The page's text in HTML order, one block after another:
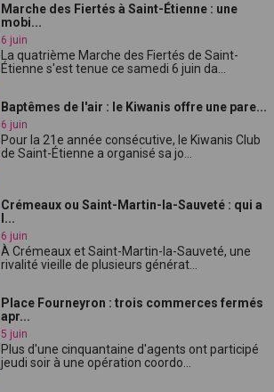
Marche des Fiertés à Saint-Étienne : une
mobi...
6 juin
La quatrième Marche des Fiertés de Saint-
Étienne s'est tenue ce samedi 6 juin da...
Baptêmes de l'air : le Kiwanis offre une pare...
6 juin
Pour la 21e année consécutive, le Kiwanis Club
de Saint-Étienne a organisé sa jo...
Crémeaux ou Saint-Martin-la-Sauveté : qui a
l...
6 juin
À Crémeaux et Saint-Martin-la-Sauveté, une
rivalité vieille de plusieurs générat...
Place Fourneyron : trois commerces fermés
apr...
5 juin
Plus d'une cinquantaine d'agents ont participé
jeudi soir à une opération coordo...